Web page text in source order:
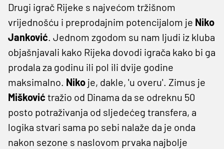
Drugi igrač Rijeke s najvećom tržišnom
vrijednošću i preprodajnim potencijalom je Niko
Janković. Jednom zgodom su nam ljudi iz kluba
objašnjavali kako Rijeka dovodi igrača kako bi ga
prodala za godinu ili pol ili dvije godine
maksimalno. Niko je, dakle, 'u overu'. Zimus je
Mišković tražio od Dinama da se odreknu 50
posto potraživanja od sljedećeg transfera, a
logika stvari sama po sebi nalaže da je onda
nakon sezone s naslovom prvaka najbolje